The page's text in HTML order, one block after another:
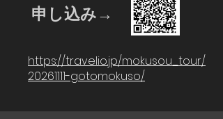
​申し込み→
https://travelio.jp/mokusou_tour/
20261111-gotomokuso/